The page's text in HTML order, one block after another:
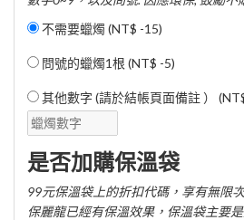
不需要蠟燭 (NT$ -15)
問號的蠟燭1根 (NT$ -5)
其他數字 (請於結帳頁面備註 ）
是否加購保溫袋
99元保溫袋上的折扣代碼，享有無限
保麗龍已經有保溫效果，保溫袋主要